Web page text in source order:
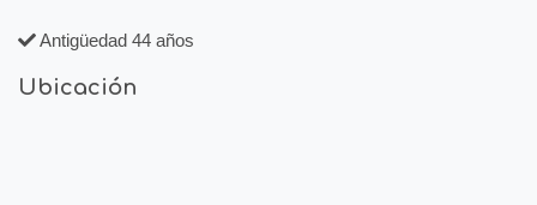
Antigüedad 44 años
Ubicación